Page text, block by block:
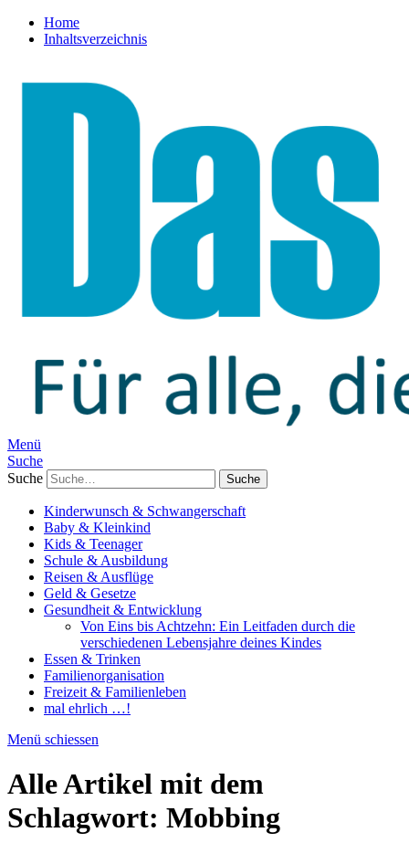
Home
Inhaltsverzeichnis
Menü
Suche
Suche
Kinderwunsch & Schwangerschaft
Baby & Kleinkind
Kids & Teenager
Schule & Ausbildung
Reisen & Ausflüge
Geld & Gesetze
Gesundheit & Entwicklung
Von Eins bis Achtzehn: Ein Leitfaden durch die
verschiedenen Lebensjahre deines Kindes
Essen & Trinken
Familienorganisation
Freizeit & Familienleben
mal ehrlich …!
Menü schiessen
Alle Artikel mit dem
Schlagwort: Mobbing